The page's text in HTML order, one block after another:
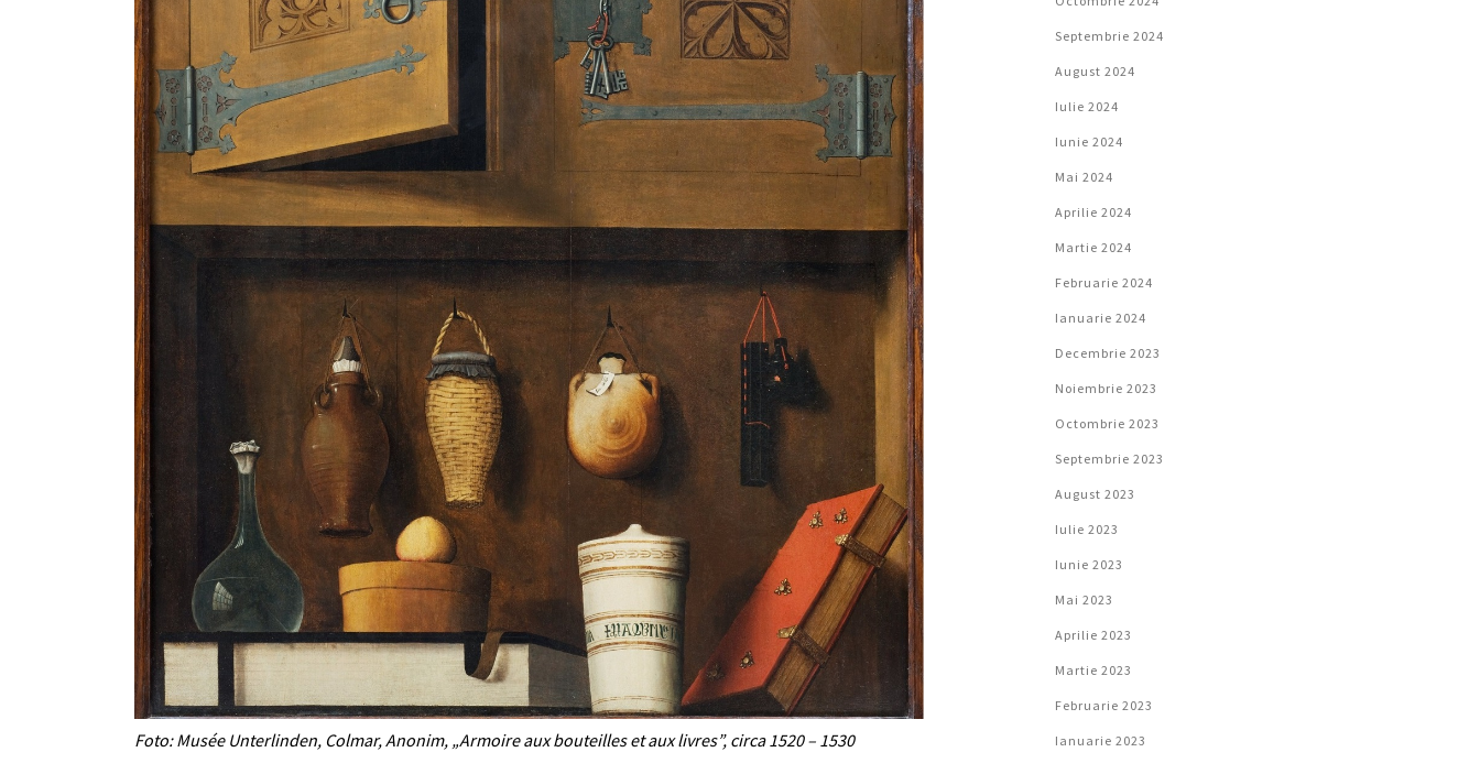
Foto: Musée Unterlinden, Colmar, Anonim, „Armoire aux bouteilles et aux livres”, circa 1520 – 1530
Septembrie 2024
August 2024
Iulie 2024
Iunie 2024
Mai 2024
Aprilie 2024
Martie 2024
Februarie 2024
Ianuarie 2024
Decembrie 2023
Noiembrie 2023
Octombrie 2023
Septembrie 2023
August 2023
Iulie 2023
Iunie 2023
Mai 2023
Aprilie 2023
Martie 2023
Februarie 2023
Ianuarie 2023